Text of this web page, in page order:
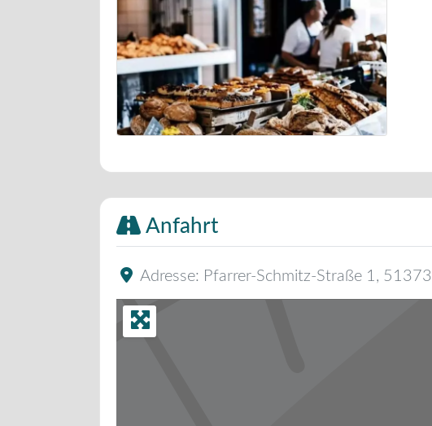
Bäckerei Musterbild
Anfahrt
Adresse: Pfarrer-Schmitz-Straße 1, 51373